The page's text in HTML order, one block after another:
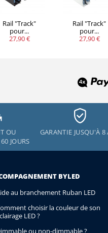
Rail "Track"
pour...
27,90 €
Rail "Track"
pour...
27,90 €
OU
JOURS
GARANTIE JUSQU'À 8
BYLED
au branchement Ruban LED
choisir la couleur de son
LED ?
ou non-dimmable ?